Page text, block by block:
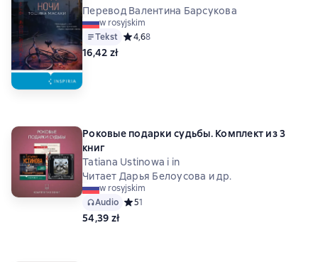
Перевод Валентина Барсукова
w rosyjskim
Tekst Средний рейтинг 4,6 на основе 8 оценок
4,68
16,42 zł
Роковые подарки судьбы. Комплект из 3
книг
Tatiana Ustinowa i in
Читает Дарья Белоусова и др.
w rosyjskim
Audio Средний рейтинг 5 на основе 1 оценок
51
54,39 zł